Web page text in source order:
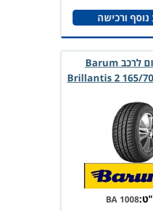
ורכישה
צמיג ברום לרכב Barum
Brillantis 2 165/
BA 1008